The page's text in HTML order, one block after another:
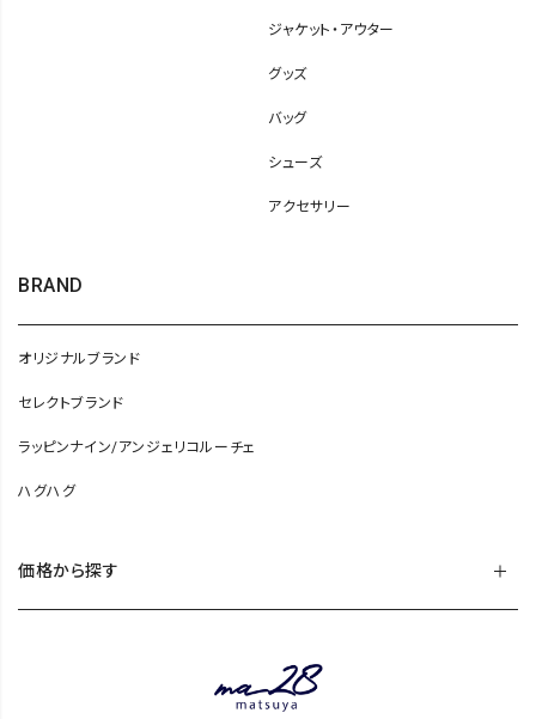
ジャケット・アウター
グッズ
バッグ
シューズ
アクセサリー
BRAND
オリジナルブランド
セレクトブランド
ラッピンナイン/アンジェリコルーチェ
ハグハグ
価格から探す